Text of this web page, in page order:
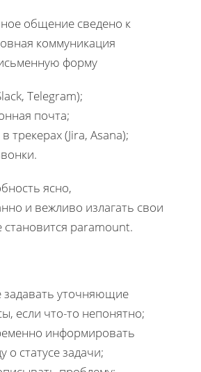
общение сведено к
коммуникация
форму
Telegram);
почта;
трекерах (Jira, Asana);
ясно,
и вежливо излагать свои
становится paramount.
задавать уточняющие
если что-то непонятно;
информировать
о статусе задачи;